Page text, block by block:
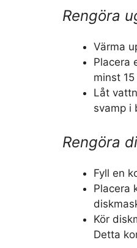
Rengöra
Värma
Placera
minst
Låt
svamp i
Rengöra
Fyll en
Placera
Kör
Detta